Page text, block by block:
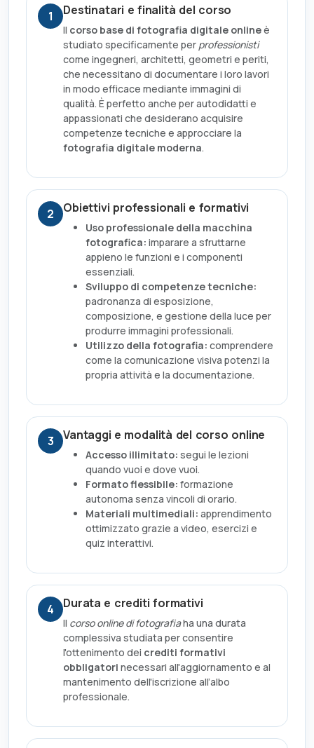
1 Destinatari e finalità del corso
Il corso base di fotografia digitale onlineè
studiato specificamente per professionisti
come ingegneri, architetti, geometri e periti,
che necessitano di documentare i loro lavori
in modo efficace mediante immagini di
qualità. È perfetto anche per autodidatti e
appassionati che desiderano acquisire
competenze tecniche e approcciare la
fotografia digitale moderna.
2 Obiettivi professionali e formativi
Uso professionale della macchina
fotografica: imparare a sfruttarne
appieno le funzioni e i componenti
essenziali.
Sviluppo di competenze tecniche:
padronanza di esposizione,
composizione, e gestione della luce per
produrre immagini professionali.
Utilizzo della fotografia: comprendere
come la comunicazione visiva potenzi la
propria attività e la documentazione.
3 Vantaggi e modalità del corso online
Accesso illimitato: segui le lezioni
quando vuoi e dove vuoi.
Formato flessibile: formazione
autonoma senza vincoli di orario.
Materiali multimediali: apprendimento
ottimizzato grazie a video, esercizi e
quiz interattivi.
4 Durata e crediti formativi
Il corso online di fotografiaha una durata
complessiva studiata per consentire
l'ottenimento dei crediti formativi
obbligatori necessari all'aggiornamento e al
mantenimento dell'iscrizione all’albo
professionale.